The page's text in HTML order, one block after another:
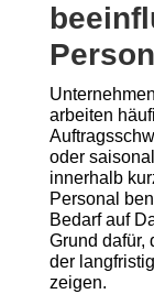
arbeiten
oder
innerhalb
Personal
Bedarf auf
Grund dafür,
der
zeigen.